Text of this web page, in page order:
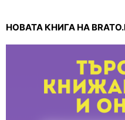
НОВАТА КНИГА НА